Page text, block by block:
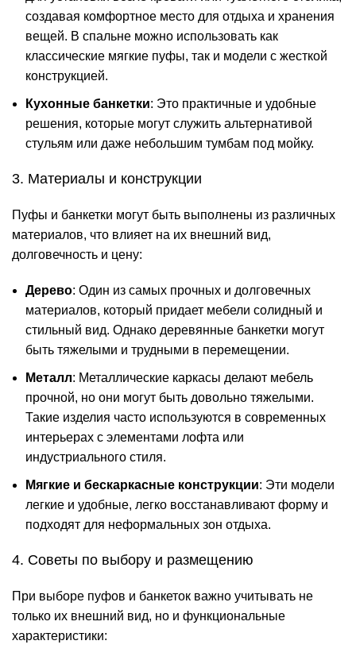
создавая комфортное место для отдыха и хранения
вещей. В спальне можно использовать как
классические мягкие пуфы, так и модели с жесткой
конструкцией​.
Кухонные банкетки: Это практичные и удобные
решения, которые могут служить альтернативой
стульям или даже небольшим тумбам под мойку.
3. Материалы и конструкции
Пуфы и банкетки могут быть выполнены из различных
материалов, что влияет на их внешний вид,
долговечность и цену:
Дерево: Один из самых прочных и долговечных
материалов, который придает мебели солидный и
стильный вид. Однако деревянные банкетки могут
быть тяжелыми и трудными в перемещении​.
Металл: Металлические каркасы делают мебель
прочной, но они могут быть довольно тяжелыми.
Такие изделия часто используются в современных
интерьерах с элементами лофта или
индустриального стиля​.
Мягкие и бескаркасные конструкции: Эти модели
легкие и удобные, легко восстанавливают форму и
подходят для неформальных зон отдыха.
4. Советы по выбору и размещению
При выборе пуфов и банкеток важно учитывать не
только их внешний вид, но и функциональные
характеристики: